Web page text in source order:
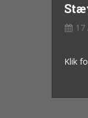
17
Klik